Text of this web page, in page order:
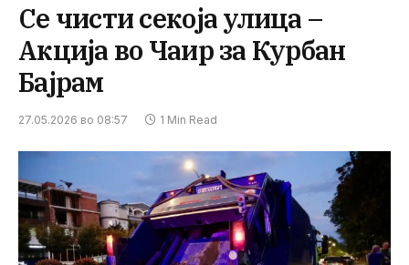
Се чисти секоја улица –
Акција во Чаир за Курбан
Бајрам
27.05.2026 во 08:57 1 Min Read